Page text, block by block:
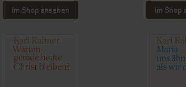
Im Shop ansehen Im Shop